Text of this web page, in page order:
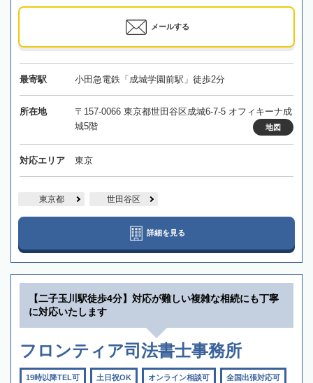
メールする
最寄駅 小田急電鉄「成城学園前駅」徒歩2分
所在地
〒157-0066 東京都世田谷区成城6-7-5 オフィキーナ成
城5階
地図
対応エリア 東京
東京都 世田谷区
詳細を見る
【二子玉川駅徒歩4分】対応が難しい複雑な相続にも丁寧
に対応いたします
フロンティア司法書士事務所
19時以降TEL可 土日祝OK オンライン相談可 全国出張対応可